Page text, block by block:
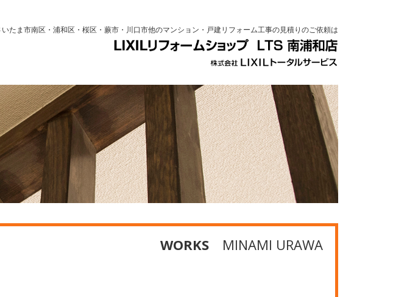
たま市南区・浦和区・桜区・蕨市・川口市他のマンション・戸建リフォーム工事の見積りのご依頼は
WORKS MINAMI URAWA